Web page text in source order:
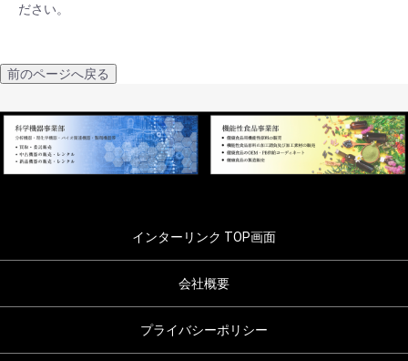
ださい。
前のページへ戻る
インターリンク TOP画面
会社概要
プライバシーポリシー